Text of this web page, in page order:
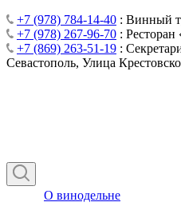
+7 (978) 784-14-40 : Винный
+7 (978) 267-96-70 : Ресторан
+7 (869) 263-51-19 :
Севастополь, Улица
О винодельне